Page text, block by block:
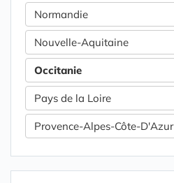
Normandie
Nouvelle-Aquitaine
Occitanie
Pays de la Loire
Provence-Alpes-Côte-D'Azur